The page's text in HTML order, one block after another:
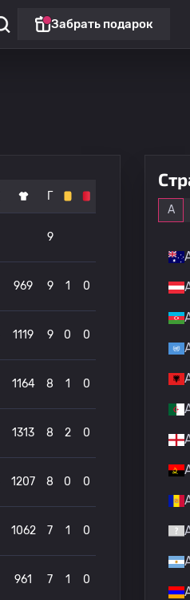
Забрать подарок
Г
9
969 9 1 0
1119 9 0 0
1164 8 1 0
1313 8 2 0
1207 8 0 0
1062 7 1 0
961 7 1 0
А